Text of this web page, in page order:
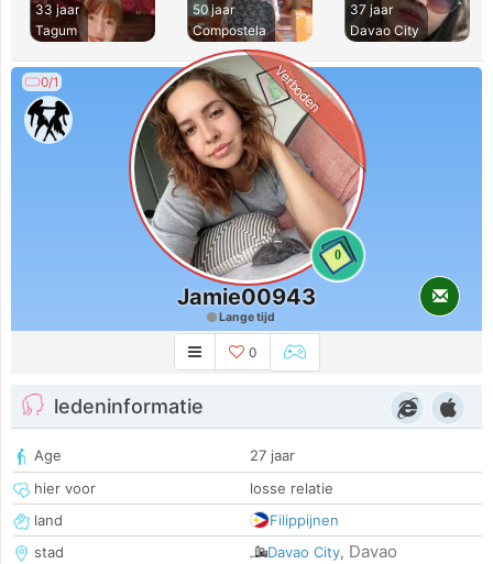
33 jaar
Tagum
50 jaar
Compostela
37 jaar
Davao City
0/1
0
Verboden
Jamie00943
Lange tijd
0
ledeninformatie
Age
27 jaar
hier voor
losse relatie
land
Filippijnen
stad
Davao City, Davao